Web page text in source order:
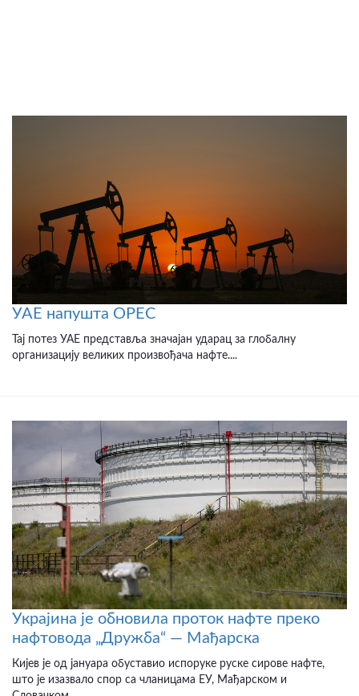
УАЕ напушта OPEC
Тај потез УАЕ представља значајан ударац за глобалну
организацију великих произвођача нафте....
Украјина је обновила проток нафте преко
нафтовода „Дружба“ — Мађарска
Кијев је од јануара обуставио испоруке руске сирове нафте,
што је изазвало спор са чланицама ЕУ, Мађарском и